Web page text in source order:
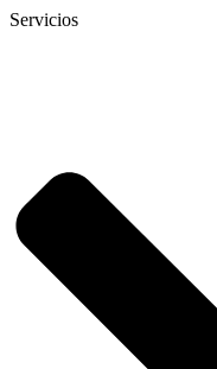
Servicios